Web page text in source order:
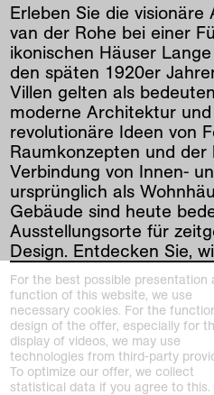
Erleben Sie die
van der Rohe bei einer
ikonischen Häuser
den späten 1920er
Villen gelten als
moderne Architektur und
revolutionäre Ideen von
Raumkonzepten und der
Verbindung von Innen-
ursprünglich als
Gebäude sind heute
Ausstellungsorte für
Design. Entdecken Sie,
und Kunst hier auf
miteinander in Dialog
prev|
For the best possible presentation
function of this website, we use
necessary cookies. For the
design of the offer, especially for
display of videos, we may use
technologies from third-party
To optimize our offer, we collect
statistical data if you agree to this.